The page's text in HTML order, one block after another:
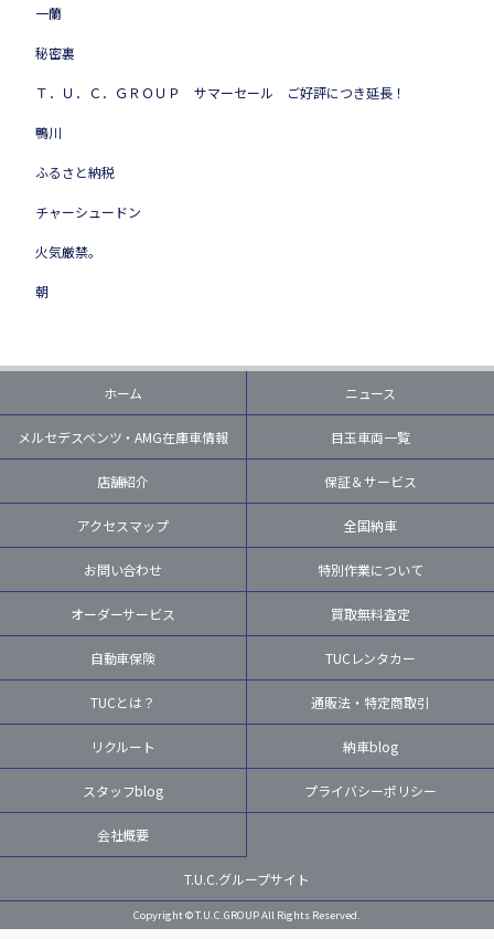
一蘭
秘密裏
Ｔ．Ｕ．Ｃ．ＧＲＯＵＰ サマーセール ご好評につき延長！
鴨川
ふるさと納税
チャーシュードン
火気厳禁。
朝
ホーム ニュース
メルセデスベンツ・AMG在庫車情報 目玉車両一覧
店舗紹介 保証＆サービス
アクセスマップ 全国納車
お問い合わせ 特別作業について
オーダーサービス 買取無料査定
自動車保険 TUCレンタカー
TUCとは？ 通販法・特定商取引
リクルート 納車blog
スタッフblog プライバシーポリシー
会社概要
T.U.C.グループサイト
Copyright © T.U.C.GROUP All Rights Reserved.